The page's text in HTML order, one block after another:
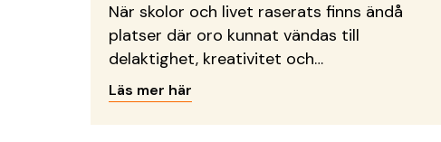
När skolor och livet raserats finns ändå
platser där oro kunnat vändas till
delaktighet, kreativitet och
framtidsdrömmar.
Läs mer här